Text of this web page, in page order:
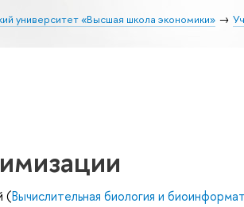
университет «Высшая школа экономики»
(Вычислительная биология и